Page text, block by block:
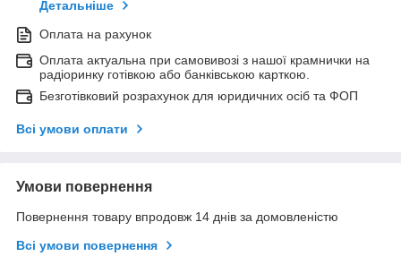
Детальніше
Оплата на рахунок
Оплата актуальна при самовивозі з нашої крамнички на
радіоринку готівкою або банківською карткою.
Безготівковий розрахунок для юридичних осіб та ФОП
Всі умови оплати
Умови повернення
Повернення товару впродовж 14 днів за домовленістю
Всі умови повернення